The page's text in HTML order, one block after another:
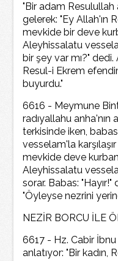
"Bir adam
gelerek: "Ey Allah'ın
mevkide bir deve
Aleyhissalatu
bir şey var mı?"
Resul-i Ekrem
buyurdu."
6616 - Meymune
radıyallahu anha'nın
terkisinde iken,
vesselam'la
mevkide deve
Aleyhissalatu
sorar. Babas:
"Öyleyse nezrini
NEZİR BORCU İLE
6617 - Hz. Cabir
anlatıyor: "Bir kadın,